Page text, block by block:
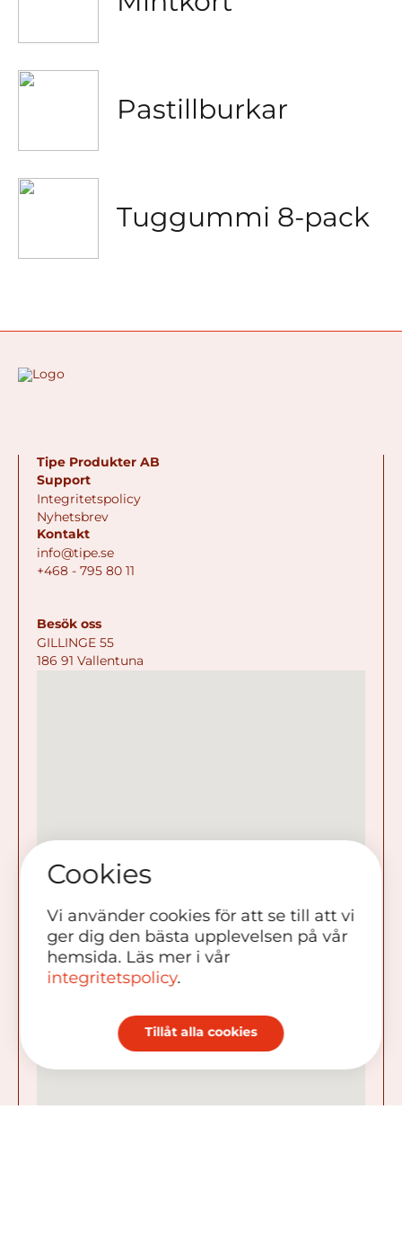
Pastillburkar
Tuggummi 8-pack
Tipe Produkter AB
Support
Integritetspolicy
Nyhetsbrev
Kontakt
info@tipe.se
+468 - 795 80 11
Besök oss
GILLINGE 55
186 91 Vallentuna
Cookies
Vi använder cookies för att se till att vi
ger dig den bästa upplevelsen på vår
hemsida. Läs mer i vår
integritetspolicy.
Tillåt alla cookies